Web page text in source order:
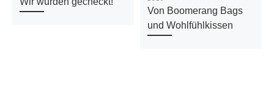
Von Boomerang Bags
und Wohlfühlkissen